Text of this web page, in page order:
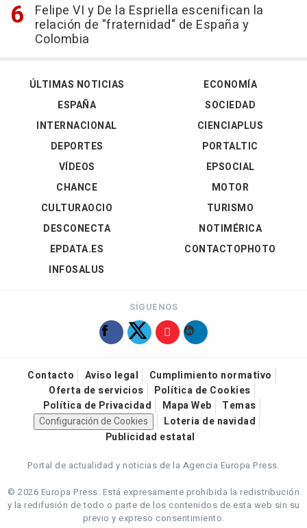
Felipe VI y De la Espriella escenifican la
relación de "fraternidad" de España y
Colombia
ÚLTIMAS NOTICIAS
ESPAÑA
INTERNACIONAL
DEPORTES
VÍDEOS
ECONOMÍA
SOCIEDAD
CIENCIAPLUS
PORTALTIC
EPSOCIAL
CHANCE
CULTURAOCIO
DESCONECTA
EPDATA.ES
INFOSALUS
MOTOR
TURISMO
NOTIMÉRICA
CONTACTOPHOTO
SÍGUENOS
Contacto Aviso legal
Cumplimiento normativo
Oferta de servicios
Política de Cookies
Política de Privacidad
Mapa Web
Temas
Configuración de Cookies
Loteria de navidad
Publicidad estatal
Portal de actualidad y noticias de la Agencia Europa Press.
© 2026 Europa Press. Está expresamente prohibida la redistribución
y la redifusión de todo o parte de los contenidos de esta web sin su
previo y expreso consentimiento.